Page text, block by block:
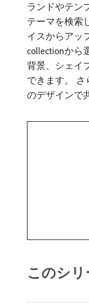
ランドやテン
テーマを検索
イスからアッ
collectionから
背景、シェイ
できます。 さ
のデザインで
このシ